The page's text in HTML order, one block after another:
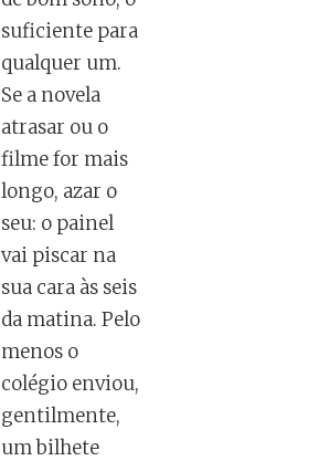
suficiente para
qualquer um.
Se a novela
atrasar ou o
filme for mais
longo, azar o
seu: o painel
vai piscar na
sua cara às seis
da matina. Pelo
menos o
colégio enviou,
gentilmente,
um bilhete